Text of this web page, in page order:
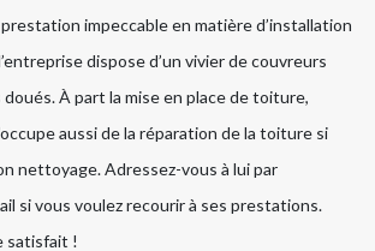
impeccable en matière d’installation
dispose d’un vivier de couvreurs
À part la mise en place de toiture,
aussi de la réparation de la toiture si
nettoyage. Adressez-vous à lui par
si vous voulez recourir à ses prestations.
satisfait !